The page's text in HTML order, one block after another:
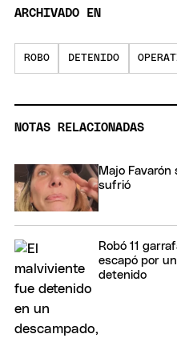
ARCHIVADO EN
ROBO DETENIDO
NOTAS RELACIONADAS
Majo
sufrió
Robó 11
escapó por
detenido